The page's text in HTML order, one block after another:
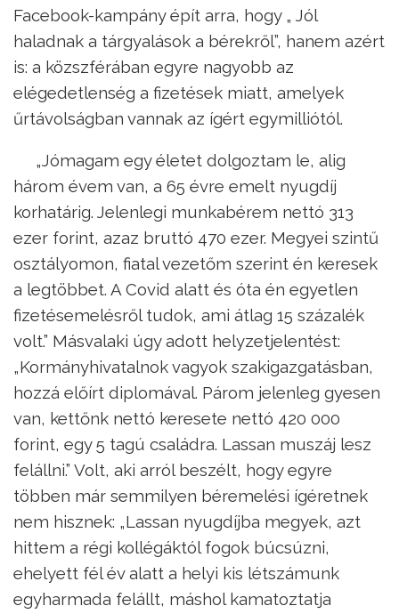
Facebook-kampány épít arra, hogy „ Jól
haladnak a tárgyalások a bérekről”, hanem azért
is: a közszférában egyre nagyobb az
elégedetlenség a fizetések miatt, amelyek
űrtávolságban vannak az ígért egymilliótól.
„Jómagam egy életet dolgoztam le, alig
három évem van, a 65 évre emelt nyugdíj
korhatárig. Jelenlegi munkabérem nettó 313
ezer forint, azaz bruttó 470 ezer. Megyei szintű
osztályomon, fiatal vezetőm szerint én keresek
a legtöbbet. A Covid alatt és óta én egyetlen
fizetésemelésről tudok, ami átlag 15 százalék
volt.” Másvalaki úgy adott helyzetjelentést:
„Kormányhivatalnok vagyok szakigazgatásban,
hozzá előírt diplomával. Párom jelenleg gyesen
van, kettőnk nettó keresete nettó 420 000
forint, egy 5 tagú családra. Lassan muszáj lesz
felállni.” Volt, aki arról beszélt, hogy egyre
többen már semmilyen béremelési ígéretnek
nem hisznek: „Lassan nyugdíjba megyek, azt
hittem a régi kollégáktól fogok búcsúzni,
ehelyett fél év alatt a helyi kis létszámunk
egyharmada felállt, máshol kamatoztatja